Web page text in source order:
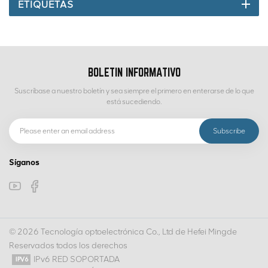
ETIQUETAS
BOLETIN INFORMATIVO
Suscríbase a nuestro boletín y sea siempre el primero en enterarse de lo que
está sucediendo.
Síganos
© 2026 Tecnología optoelectrónica Co., Ltd de Hefei Mingde
Reservados todos los derechos
IPv6 RED SOPORTADA